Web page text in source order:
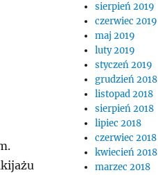
sierpień 2019
czerwiec 2019
maj 2019
luty 2019
styczeń 2019
grudzień 2018
listopad 2018
sierpień 2018
lipiec 2018
czerwiec 2018
kwiecień 2018
marzec 2018